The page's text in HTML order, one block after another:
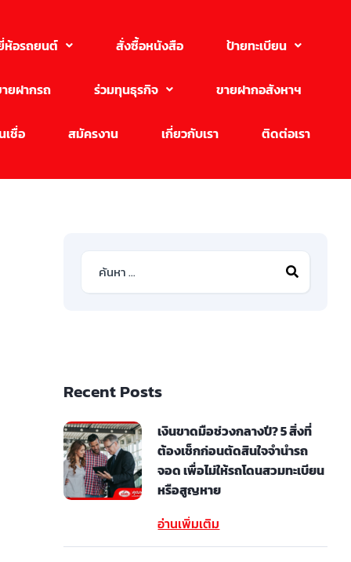
ห้อรถยนต์ สั่งซื้อหนังสือ ป้ายทะเบียน
ยฝากรถ ร่วมทุนธุรกิจ ขายฝากอสังหาฯ
ชื่อ สมัครงาน เกี่ยวกับเรา ติดต่อเรา
Recent Posts
เงินขาดมือช่วงกลางปี? 5 สิ่งที่
ต้องเช็กก่อนตัดสินใจจำนำรถ
จอด เพื่อไม่ให้รถโดนสวมทะเบียน
หรือสูญหาย
อ่านเพิ่มเติม